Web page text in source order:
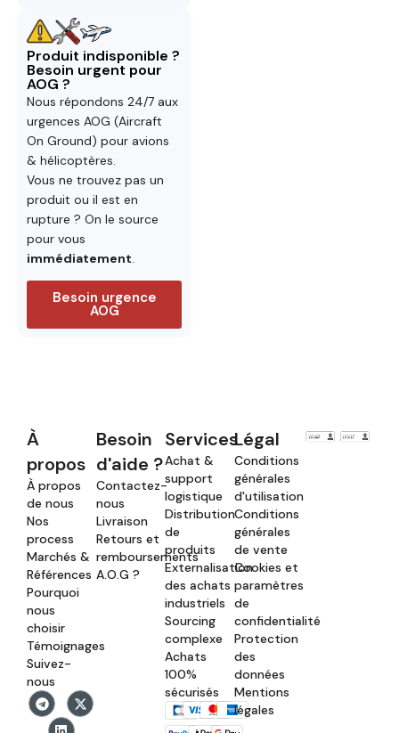
Produit indisponible ?
Besoin urgent pour
AOG ?
Nous répondons 24/7 aux
urgences AOG (Aircraft
On Ground) pour avions
& hélicoptères.
Vous ne trouvez pas un
produit ou il est en
rupture ? On le source
pour vous
immédiatement.
Besoin urgence
AOG
À
propos
À propos
de nous
Nos
process
Marchés &
Références
Pourquoi
nous
choisir
Témoignages
Suivez-
nous
Besoin
d'aide ?
Contactez-
nous
Livraison
Retours et
remboursements
A.O.G ?
Services
Achat &
support
logistique
Distribution
de
produits
Externalisation
des achats
industriels
Sourcing
complexe
Achats
100%
sécurisés
Légal
Conditions
générales
d'utilisation
Conditions
générales
de vente
Cookies et
paramètres
de
confidentialité
Protection
des
données
Mentions
légales